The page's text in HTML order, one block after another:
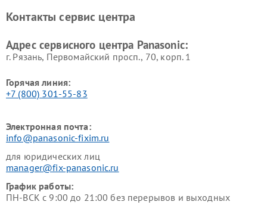
панелей Panasonic
Контакты сервис центра
Адрес сервисного центра Panasonic:
г. Рязань, Первомайский просп., 70, корп. 1
Горячая линия:
+7 (800) 301-55-83
Электронная почта:
info@panasonic-fixim.ru
для юридических лиц
manager@fix-panasonic.ru
График работы:
ПН-ВСК с 9:00 до 21:00 без перерывов и выходных